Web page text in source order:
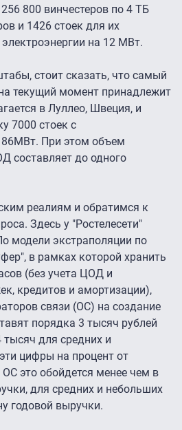
800 винчестеров по 4 ТБ
и 1426 стоек для их
на 12 МВт.
стоит сказать, что самый
текущий момент принадлежит
в Луллео, Швеция, и
7000 стоек с
86МВт. При этом объем
составляет до одного
реалиям и обратимся к
Здесь у "Ростелесети"
модели экстраполяции по
в рамках которой хранить
(без учета ЦОД и
кредитов и амортизации),
связи (ОС) на создание
порядка 3 тысяч рублей
тысяч для средних и
цифры на процент от
это обойдется менее чем в
для средних и небольших
годовой выручки.